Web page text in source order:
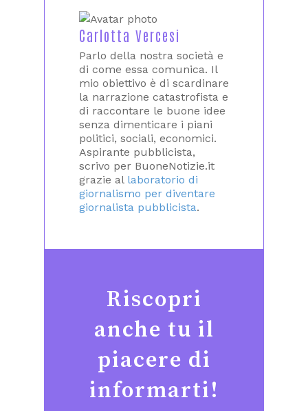
Carlotta Vercesi
Parlo della nostra società e
di come essa comunica. Il
mio obiettivo è di scardinare
la narrazione catastrofista e
di raccontare le buone idee
senza dimenticare i piani
politici, sociali, economici.
Aspirante pubblicista,
scrivo per BuoneNotizie.it
grazie al laboratorio di
giornalismo per diventare
giornalista pubblicista.
Riscopri
anche tu il
piacere di
informarti!